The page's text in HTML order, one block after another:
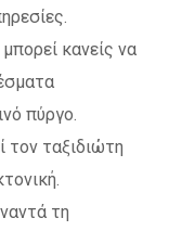
κανείς να
πύργο.
τον ταξιδιώτη
τη